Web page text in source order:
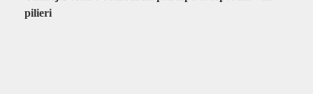
pilieri